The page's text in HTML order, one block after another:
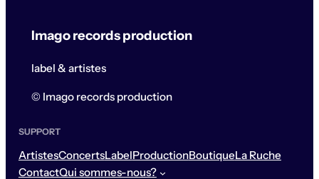
Imago records production
label & artistes
© Imago records production
SUPPORT
ArtistesConcertsLabelProductionBoutiqueLa Ruche
ContactQui sommes-nous?